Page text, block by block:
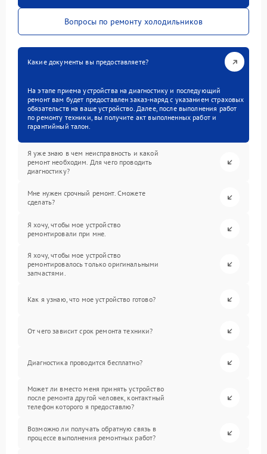
Вопросы по ремонту холодильников
Какие документы вы предоставляете?
На этапе приема устройства на диагностику и последующий
ремонт вам будет предоставлен заказ-наряд с указанием страховых
обязательств на ваше устройство. Далее, после выполнения работ
по ремонту техники, вы получите акт выполненных работ и
гарантийный талон.
Я уже знаю в чем неисправность и какой
ремонт необходим. Для чего проводить
диагностику?
Мне нужен срочный ремонт. Сможете
сделать?
Я хочу, чтобы мое устройство
ремонтировали при мне.
Я хочу, чтобы мое устройство
ремонтировалось только оригинальными
запчастями.
Как я узнаю, что мое устройство готово?
От чего зависит срок ремонта техники?
Диагностика проводится бесплатно?
Может ли вместо меня принять устройство
после ремонта другой человек, контактный
телефон которого я предоставлю?
Возможно ли получать обратную связь в
процессе выполнения ремонтных работ?